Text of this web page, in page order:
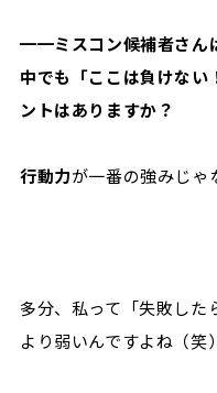
━━ミスコン候補者さん
中でも「ここは負けない
ントはありますか？
行動力が一番の強みじゃ
多分、私って「失敗した
より弱いんですよね（笑）